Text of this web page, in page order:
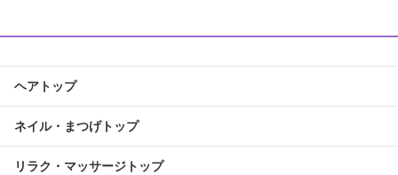
ヘアトップ
ネイル・まつげトップ
リラク・マッサージトップ